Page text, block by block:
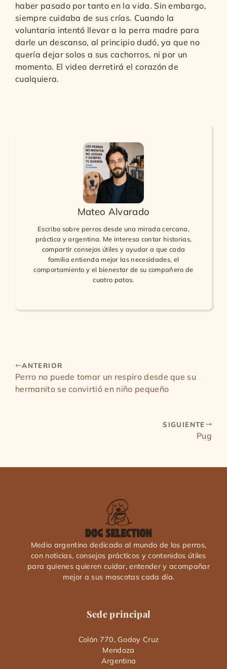
haber pasado por tanto en la vida. Sin embargo,
siempre cuidaba de sus crías. Cuando la
voluntaria intentó llevar a la perra madre para
darle un descanso, al principio dudó, ya que no
quería dejar solos a sus cachorros, ni por un
momento. El video derretirá el corazón de
cualquiera.
Mateo Alvarado
Escribo sobre perros desde una mirada cercana,
práctica y argentina. Me interesa contar historias,
compartir consejos útiles y ayudar a que cada
familia entienda mejor las necesidades, el
comportamiento y el bienestar de su compañero de
cuatro patas.
ANTERIOR
Perro no puede tomar un respiro desde que su
hermanito se convirtió en niño pequeño
SIGUIENTE
Pug
Medio argentino dedicado al mundo de los perros,
con noticias, consejos prácticos y contenidos útiles
para quienes quieren cuidar, entender y acompañar
mejor a sus mascotas cada día.
Sede principal
Colón 770, Godoy Cruz
Mendoza
Argentina